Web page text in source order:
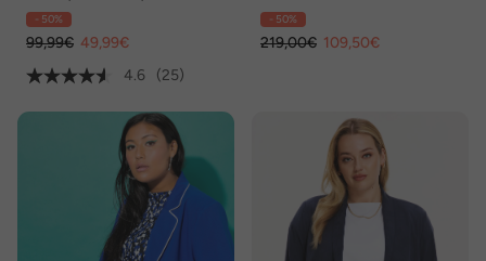
Reverskragen,
Knopfverschluss
- 50%
99,99€ 49,99€
4.6
(25)
- 50%
219,00€ 109,50€